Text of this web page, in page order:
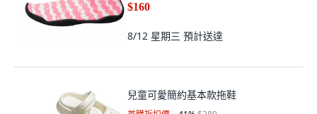
$160
8/12 星期三 預計送達
兒童可愛簡約基本款拖鞋